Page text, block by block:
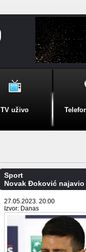
TV uživo
Sport
Novak Đoković
27.05.2023. 20:00
Izvor: Danas